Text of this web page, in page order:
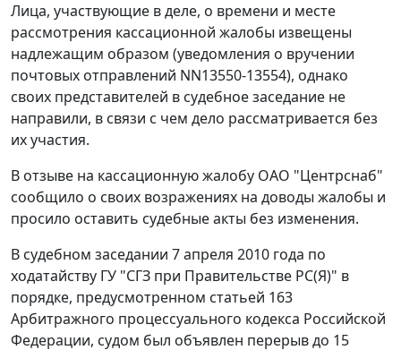
Лица, участвующие в деле, о времени и месте
рассмотрения кассационной жалобы извещены
надлежащим образом (уведомления о вручении
почтовых отправлений NN13550-13554), однако
своих представителей в судебное заседание не
направили, в связи с чем дело рассматривается без
их участия.
В отзыве на кассационную жалобу ОАО "Центрснаб"
сообщило о своих возражениях на доводы жалобы и
просило оставить судебные акты без изменения.
В судебном заседании 7 апреля 2010 года по
ходатайству ГУ "СГЗ при Правительстве РС(Я)" в
порядке, предусмотренном статьей 163
Арбитражного процессуального кодекса Российской
Федерации, судом был объявлен перерыв до 15